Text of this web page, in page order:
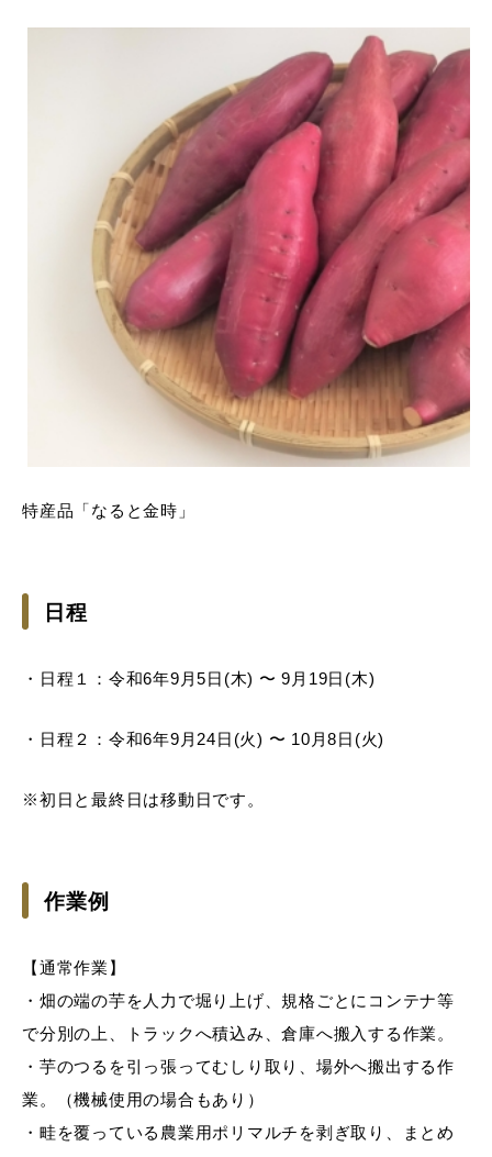
特産品「なると金時」
日程
・日程１： 令和6年9月5日(木) 〜 9月19日(木)
・日程２：令和6年9月24日(火) 〜 10月8日(火)
※初日と最終日は移動日です。
作業例
【通常作業】
・畑の端の芋を人力で堀り上げ、規格ごとにコンテナ等
で分別の上、トラックへ積込み、倉庫へ搬入する作業。
・芋のつるを引っ張ってむしり取り、場外へ搬出する作
業。（機械使用の場合もあり）
・畦を覆っている農業用ポリマルチを剥ぎ取り、まとめ